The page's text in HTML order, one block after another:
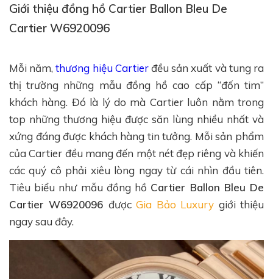
Giới thiệu đồng hồ Cartier Ballon Bleu De
Cartier W6920096
Mỗi năm,thương hiệu Cartierđều sản xuất và tung ra
thị trường những mẫu đồng hồ cao cấp “đốn tim”
khách hàng. Đó là lý do mà Cartier luôn nằm trong
top những thương hiệu được săn lùng nhiều nhất và
xứng đáng được khách hàng tin tưởng. Mỗi sản phẩm
của Cartier đều mang đến một nét đẹp riêng và khiến
các quý cô phải xiêu lòng ngay từ cái nhìn đầu tiên.
Tiêu biểu như mẫu đồng hồ Cartier Ballon Bleu De
Cartier W6920096 đượcGia Bảo Luxury giới thiệu
ngay sau đây.